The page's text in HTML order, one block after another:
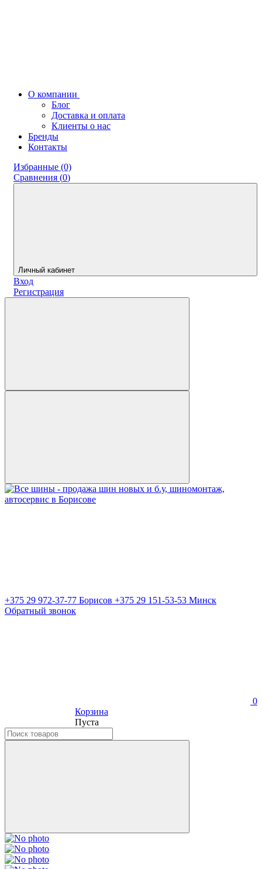
О компании
Блог
Доставка и оплата
Клиенты о нас
Бренды
Контакты
Избранные (0)
Сравнения (0)
Личный кабинет
Вход
Регистрация
+375 29 972-37-77 Борисов +375 29 151-53-53 Минск
Обратный звонок
0
Корзина
Пуста